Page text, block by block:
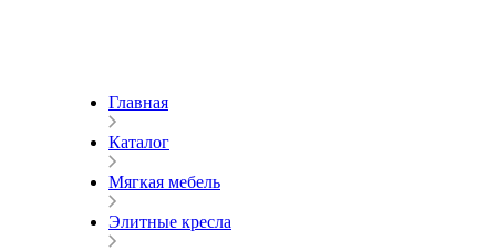
Главная
Каталог
Мягкая мебель
Элитные кресла